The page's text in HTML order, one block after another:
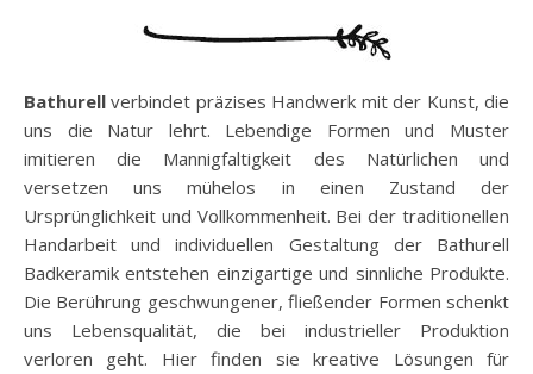
Bathurell verbindet präzises Handwerk mit der Kunst, die
uns die Natur lehrt. Lebendige Formen und Muster
imitieren die Mannigfaltigkeit des Natürlichen und
versetzen uns mühelos in einen Zustand der
Ursprünglichkeit und Vollkommenheit. Bei der traditionellen
Handarbeit und individuellen Gestaltung der Bathurell
Badkeramik entstehen einzigartige und sinnliche Produkte.
Die Berührung geschwungener, fließender Formen schenkt
uns Lebensqualität, die bei industrieller Produktion
verloren geht. Hier finden sie kreative Lösungen für